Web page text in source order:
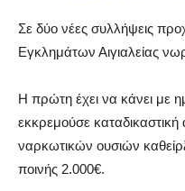
Σε δύο νέες συλλήψεις
Εγκλημάτων Αιγιαλείας
Η πρώτη έχει να κάνει με
εκκρεμούσε
ναρκωτικών ουσιών
ποινής 2.000€.